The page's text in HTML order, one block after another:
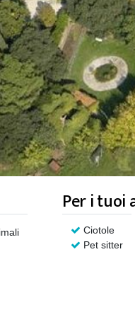
Per i tuoi
Ciotole
Pet sitter